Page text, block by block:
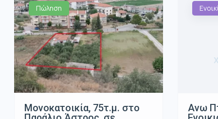
Πώληση
Μονοκατοικία, 75τ.μ. στο
Ανω